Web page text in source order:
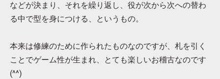
などが決まり、それを繰り返し、役が次から次への替わ
る中で型を身につける、というもの。
本来は修練のために作られたものなのですが、札を引く
ことでゲーム性が生まれ、とても楽しいお稽古なのです
(^^)